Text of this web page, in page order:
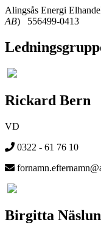
Alingsås Energi
AB) 556499-0413
Rickard Bern
VD
0322 - 61 76 10
Birgitta